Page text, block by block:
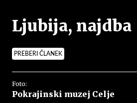
Ljubija, najdba
PREBERI ČLANEK
Foto:
Pokrajinski muzej Celje